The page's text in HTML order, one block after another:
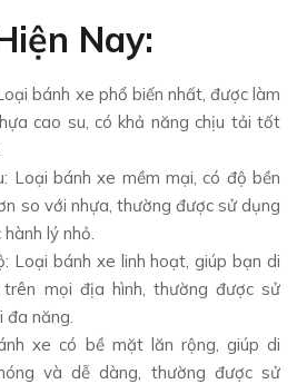
Nay:
bánh xe phổ biến nhất, được làm
cao su, có khả năng chịu tải tốt
Loại bánh xe mềm mại, có độ bền
so với nhựa, thường được sử dụng
lý nhỏ.
Loại bánh xe linh hoạt, giúp bạn di
mọi địa hình, thường được sử
đa năng.
xe có bề mặt lăn rộng, giúp di
và dễ dàng, thường được sử